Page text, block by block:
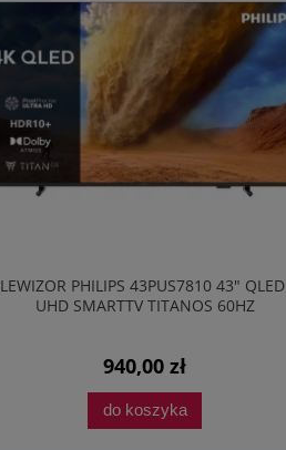
ZMYWARKA BOSCH SMV8YCX02E 60CM
14KPL AQUASTOP HOMECONNECT
3 498,00 zł
do koszyka